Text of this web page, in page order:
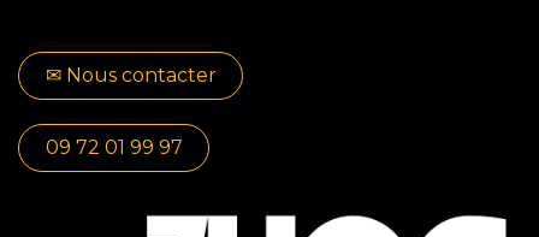
✉​​ No​​​​us contacter
09 72 01 99 97